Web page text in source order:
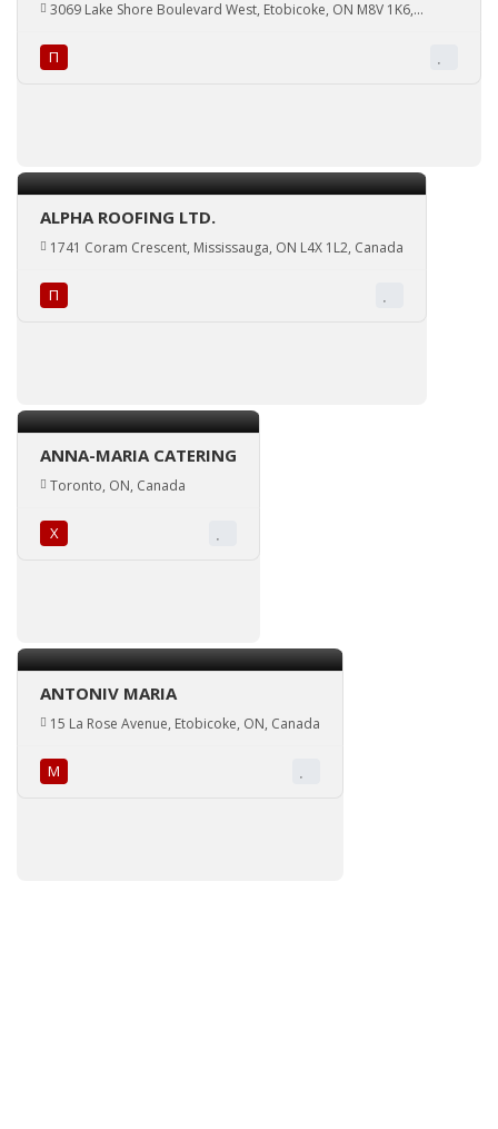
3069 Lake Shore Boulevard West, Etobicoke, ON M8V 1K6,
П
ALPHA ROOFING LTD.
1741 Coram Crescent, Mississauga, ON L4X 1L2, Canada
П
ANNA-MARIA CATERING
Toronto, ON, Canada
Х
ANTONIV MARIA
15 La Rose Avenue, Etobicoke, ON, Canada
М